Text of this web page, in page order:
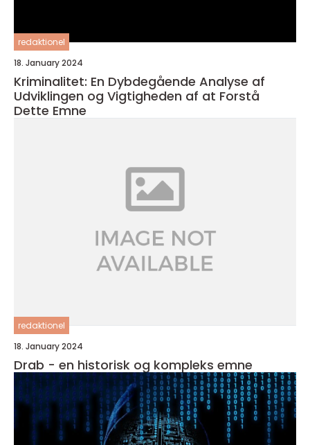
redaktionel
18. January 2024
Kriminalitet: En Dybdegående Analyse af
Udviklingen og Vigtigheden af at Forstå
Dette Emne
redaktionel
18. January 2024
Drab - en historisk og kompleks emne